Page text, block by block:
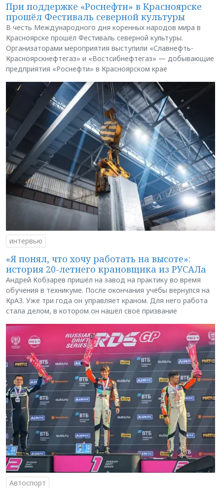
При поддержке «Роснефти» в Красноярске
прошёл Фестиваль северной культуры
В честь Международного дня коренных народов мира в
Красноярске прошёл Фестиваль северной культуры.
Организаторами мероприятия выступили «Славнефть-
Красноярскнефтегаз» и «Востсибнефтегаз» — добывающие
предприятия «Роснефти» в Красноярском крае
интервью
«Я понял, что хочу работать на высоте»:
история 20-летнего крановщика из РУСАЛа
Андрей Кобзарев пришёл на завод на практику во время
обучения в техникуме. После окончания учёбы вернулся на
КрАЗ. Уже три года он управляет краном. Для него работа
стала делом, в котором он нашёл своё призвание
Автоспорт